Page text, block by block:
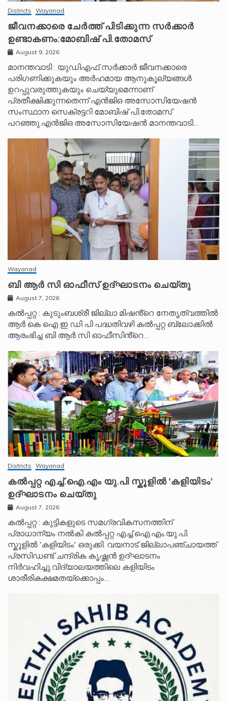
Districts Wayanad
ജീവനക്കാരെ ചേർത്ത് പിടിക്കുന്ന സർക്കാർ
ഉണ്ടാകണം:മോബിഷ് പി.തോമസ്
August 9, 2026
മാനന്തവാടി : യുഡിഎഫ് സർക്കാർ ജീവനക്കാരെ
പരിഗണിക്കുകയും അർഹമായ ആനുകൂല്യങ്ങൾ
ഉറപ്പുവരുത്തുകയും ചെയ്യുമെന്നാണ്
പ്രതീക്ഷിക്കുന്നതെന്ന് എൻജിഒ അസോസിയേഷൻ
സംസ്ഥാന സെക്രട്ടറി മോബിഷ് പി.തോമസ്
പറഞ്ഞു.എൻജിഒ അസോസിയേഷൻ മാനന്തവാടി…
Wayanad
ബി ആർ സി ഓഫീസ് ഉദ്ഘാടനം ചെയ്തു
August 7, 2026
കൽപ്പറ്റ : കുടുംബശ്രീ ജില്ലാ മിഷൻ്റെ നേതൃത്വത്തിൽ
ആർ കെ ഐ ഇ ഡി പി പദ്ധതിവഴി കൽപ്പറ്റ ബ്ലോക്കിൽ
ആരംഭിച്ച ബി ആർ സി ഓഫീസിൻ്റെ…
Districts Wayanad
കൽപ്പറ്റ എച്ച്.ഐ.എം യു.പി സ്കൂ‌ളിൽ ‘കളിയിടം’
ഉദ്ഘാടനം ചെയ്തു
August 7, 2026
കൽപ്പറ്റ : കുട്ടികളുടെ സമഗ്രവികസനത്തിന്
പ്രാധാന്യം നൽകി കൽപ്പറ്റ എച്ച്.ഐ.എം.യു.പി.
സ്കൂ‌ളിൽ 'കളിയിടം' ഒരുക്കി. വയനാട് ജില്ലാപഞ്ചായത്ത്
പ്രസിഡണ്ട് ചന്ദ്രിക കൃഷ്ണൻ ഉദ്ഘാടനം
നിർവഹിച്ചു.വിദ്യാലയത്തിലെ കളിയിടം
ശാരീരികക്ഷമതയ്‌ക്കൊപ്പം…